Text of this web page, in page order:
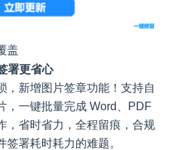
盖
署更省心
，新增图片签章功能！支持自
，一键批量完成 Word、PDF
，省时省力，全程留痕，合规
签署耗时耗力的难题。